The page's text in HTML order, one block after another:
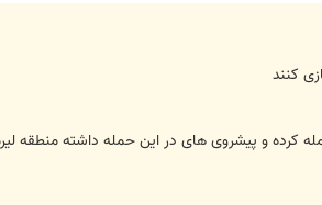
کنند
کرده و پیشروی های در این حمله داشته منطقه